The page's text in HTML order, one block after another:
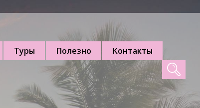
Туры Полезно Контакты